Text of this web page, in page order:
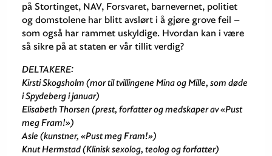
på Stortinget, NAV, Forsvaret, barnevernet, politiet
og domstolene har blitt avslørt i å gjøre grove feil –
som også har rammet uskyldige. Hvordan kan i være
så sikre på at staten er vår tillit verdig?
DELTAKERE:
Kirsti Skogsholm (mor til tvillingene Mina og Mille, som døde
i Spydeberg i januar)
Elisabeth Thorsen (prest, forfatter og medskaper av «Pust
meg Fram!»)
Asle (kunstner, «Pust meg Fram!»)
Knut Hermstad (Klinisk sexolog, teolog og forfatter)